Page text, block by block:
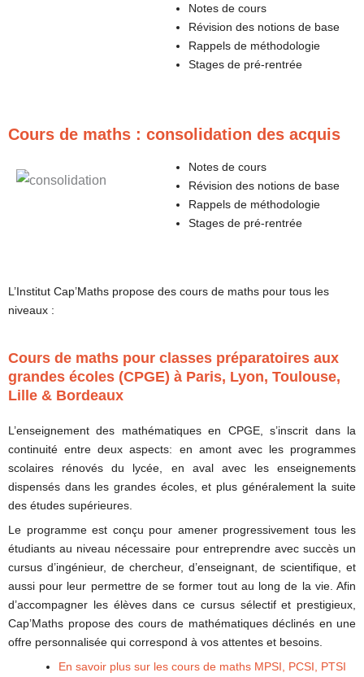
Notes de cours
Révision des notions de base
Rappels de méthodologie
Stages de pré-rentrée
Cours de maths : consolidation des acquis
Notes de cours
Révision des notions de base
Rappels de méthodologie
Stages de pré-rentrée
L’Institut Cap’Maths propose des cours de maths pour tous les
niveaux :
Cours de maths pour classes préparatoires aux
grandes écoles (CPGE) à Paris, Lyon, Toulouse,
Lille & Bordeaux
L’enseignement des mathématiques en CPGE, s’inscrit dans la
continuité entre deux aspects: en amont avec les programmes
scolaires rénovés du lycée, en aval avec les enseignements
dispensés dans les grandes écoles, et plus généralement la suite
des études supérieures.
Le programme est conçu pour amener progressivement tous les
étudiants au niveau nécessaire pour entreprendre avec succès un
cursus d’ingénieur, de chercheur, d’enseignant, de scientifique, et
aussi pour leur permettre de se former tout au long de la vie. Afin
d’accompagner les élèves dans ce cursus sélectif et prestigieux,
Cap’Maths propose des cours de mathématiques déclinés en une
offre personnalisée qui correspond à vos attentes et besoins.
En savoir plus sur les cours de maths MPSI, PCSI, PTSI